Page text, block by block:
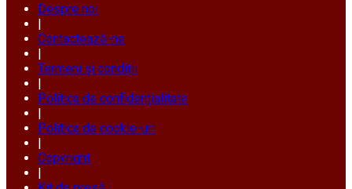
Despre noi
|
Contactează-ne
|
Termeni și condiții
|
Politica de confidențialitate
|
Politica de cookie-uri
|
Copyright
|